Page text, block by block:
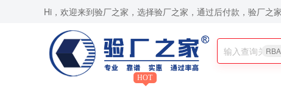
Hi，欢迎来到验厂之家，选择验厂之家，通过后付款，验厂之
证咨询,ISO9001认证咨询,苹果验厂,华为验厂等一站式验厂咨询、验厂辅导服务,验
HOT